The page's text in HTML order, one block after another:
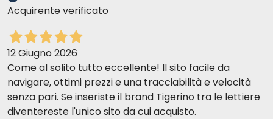
Acquirente verificato
12 Giugno 2026
Come al solito tutto eccellente! Il sito facile da
navigare, ottimi prezzi e una tracciabilità e velocità
senza pari. Se inseriste il brand Tigerino tra le lettiere
diventereste l'unico sito da cui acquisto.